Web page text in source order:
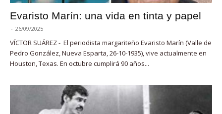
Evaristo Marín: una vida en tinta y papel
- 26/09/2025
VÍCTOR SUÁREZ - El periodista margariteño Evaristo Marín (Valle de
Pedro González, Nueva Esparta, 26-10-1935), vive actualmente en
Houston, Texas. En octubre cumplirá 90 años...